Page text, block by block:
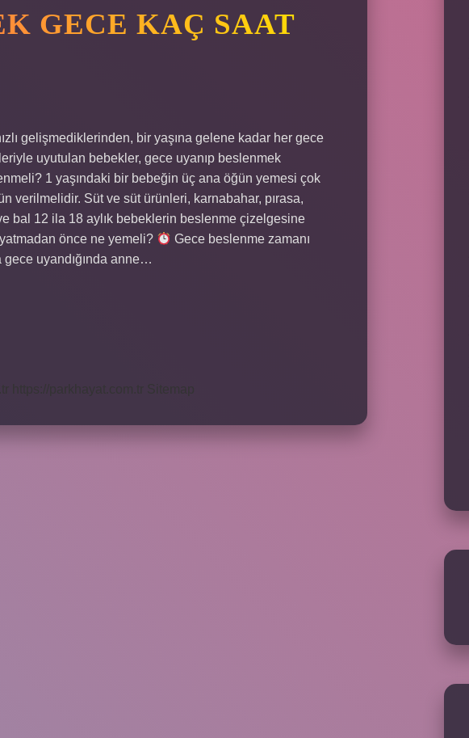
GECE KAÇ SAAT
gelişmediklerinden, bir yaşına gelene kadar her gece
uyutulan bebekler, gece uyanıp beslenmek
1 yaşındaki bir bebeğin üç ana öğün yemesi çok
verilmelidir. Süt ve süt ürünleri, karnabahar, pırasa,
bal 12 ila 18 aylık bebeklerin beslenme çizelgesine
önce ne yemeli?
Gece beslenme zamanı
uyandığında anne…